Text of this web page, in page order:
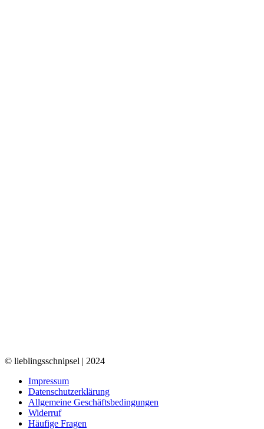
© lieblingsschnipsel | 2024
Impressum
Datenschutzerklärung
Allgemeine Geschäftsbedingungen
Widerruf
Häufige Fragen